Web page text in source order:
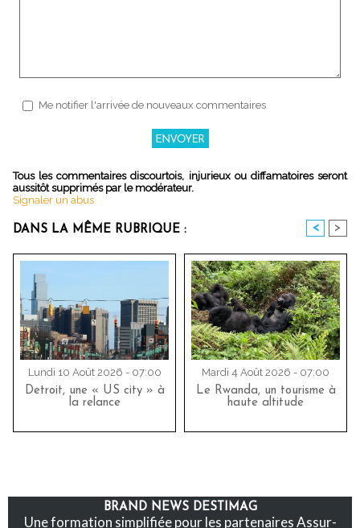
Me notifier l'arrivée de nouveaux commentaires
Tous les commentaires discourtois, injurieux ou diffamatoires seront
aussitôt supprimés par le modérateur.
Signaler un abus
DANS LA MÊME RUBRIQUE : < >
Lundi 10 Août 2026 - 07:00
Detroit, une « US city » à
la relance
Mardi 4 Août 2026 - 07:00
Le Rwanda, un tourisme à
haute altitude
BRAND NEWS DESTIMAG
Une formation simplifiée pour les partenaires Assur-